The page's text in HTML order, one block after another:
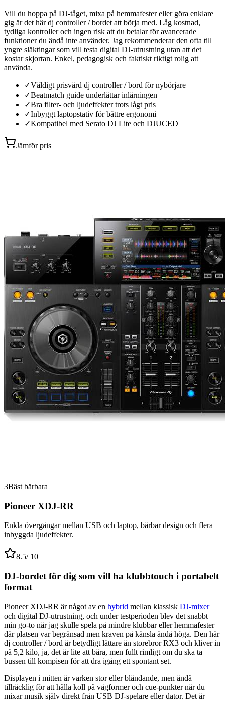
Vill du hoppa på DJ-tåget, mixa på hemmafester eller göra enklare
gig är det här dj controller / bordet att börja med. Låg kostnad,
tydliga kontroller och ingen risk att du betalar för avancerade
funktioner du ändå inte använder. Jag rekommenderar den ofta till
yngre släktingar som vill testa digital DJ-utrustning utan att det
kostar skjortan. Enkel, pedagogisk och faktiskt riktigt rolig att
använda.
✓Väldigt prisvärd dj controller / bord för nybörjare
✓Beatmatch guide underlättar inlärningen
✓Bra filter- och ljudeffekter trots lågt pris
✓Inbyggt laptopstativ för bättre ergonomi
✓Kompatibel med Serato DJ Lite och DJUCED
Jämför pris
3Bäst bärbara
Pioneer XDJ-RR
Enkla övergångar mellan USB och laptop, bärbar design och flera
inbyggda ljudeffekter.
8.5/ 10
DJ-bordet för dig som vill ha klubbtouch i portabelt
format
Pioneer XDJ-RR är något av en hybrid mellan klassisk DJ-mixer
och digital DJ-utrustning, och under testperioden blev det snabbt
min go-to när jag skulle spela på mindre klubbar eller hemmafester
där platsen var begränsad men kraven på känsla ändå höga. Den här
dj controller / bord är betydligt lättare än storebror RX3 och kliver in
på 5,2 kilo, ja, det är lite att bära, men fullt rimligt om du ska ta
bussen till kompisen för att dra igång ett spontant set.
Displayen i mitten är varken stor eller bländande, men ändå
tillräcklig för att hålla koll på vågformer och cue-punkter när du
mixar musik själv direkt från USB DJ-spelare eller dator. Det är